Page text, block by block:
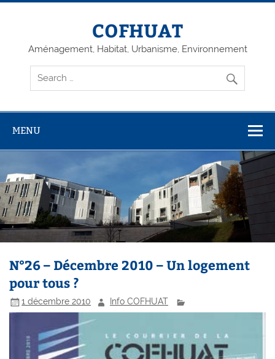
Skip
COFHUAT
Aménagement, Habitat, Urbanisme, Environnement
MENU
N°26 – Décembre 2010 – Un logement
pour tous ?
1 décembre 2010 Info COFHUAT